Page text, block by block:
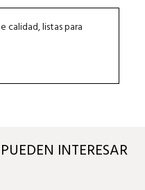
calidad, listas para
INTERESAR